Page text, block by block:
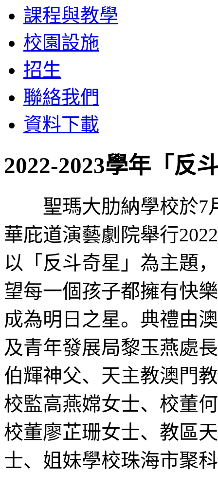
課程與教學
校園設施
招生
聯絡我們
資料下載
2022-2023學年「反
聖瑪大肋納學校於7
華庇道演藝劇院舉行
以「反斗奇星」為主題
望每一個孩子都擁有快
成為明日之星。典禮由
及青年發展局黎玉燕處
伯輝神父、天主教澳門
校監高燕嫦女士、校董
校董廖芷珊女士、教區
士、姐妹學校珠海市聚